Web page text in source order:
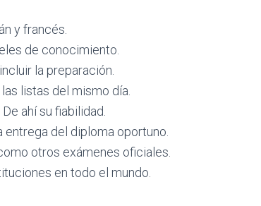
y francés.
de conocimiento.
la preparación.
listas del mismo día.
ahí su fiabilidad.
entrega del diploma oportuno.
otros exámenes oficiales.
en todo el mundo.